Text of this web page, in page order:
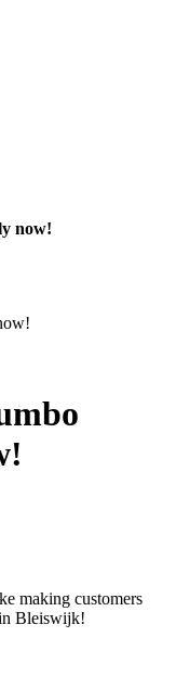
now!
making customers
Bleiswijk!